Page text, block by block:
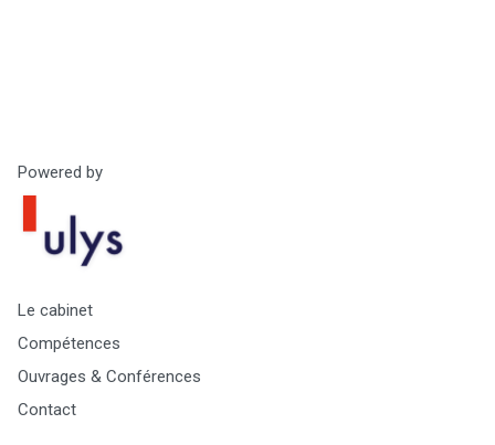
Powered by
Le cabinet
Compétences
Ouvrages & Conférences
Contact